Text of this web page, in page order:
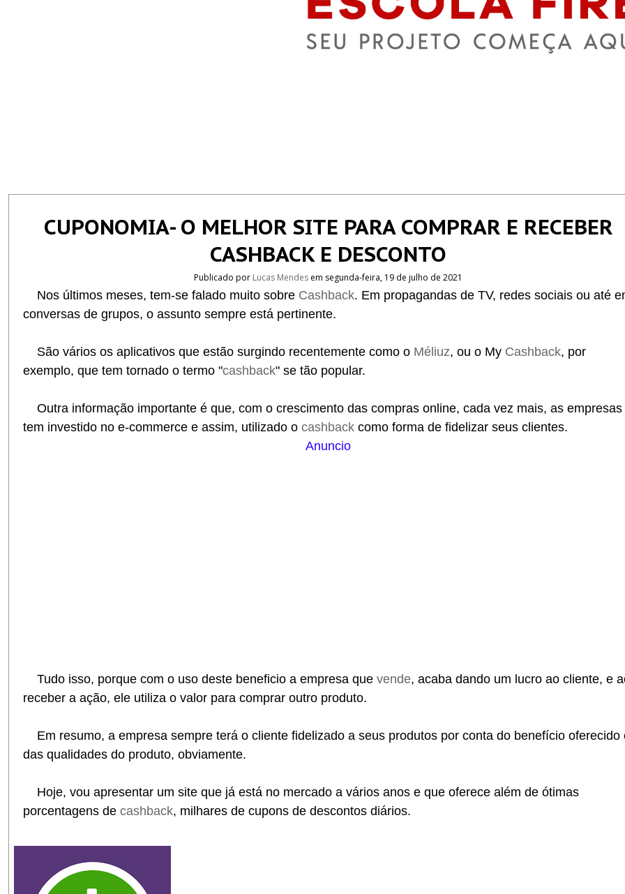
CUPONOMIA- O MELHOR SITE PARA COMPRAR E RECEBER
CASHBACK E DESCONTO
Publicado por Lucas Mendes em segunda-feira, 19 de julho de 2021
Nos últimos meses, tem-se falado muito sobre Cashback. Em propagandas de TV, redes sociais ou até
conversas de grupos, o assunto sempre está pertinente.
São vários os aplicativos que estão surgindo recentemente como o Méliuz, ou o My Cashback, por
exemplo, que tem tornado o termo "cashback" se tão popular.
Outra informação importante é que, com o crescimento das compras online, cada vez mais, as empresas
tem investido no e-commerce e assim, utilizado o cashback como forma de fidelizar seus clientes.
Anuncio
Tudo isso, porque com o uso deste beneficio a empresa que vende, acaba dando um lucro ao cliente, e
receber a ação, ele utiliza o valor para comprar outro produto.
Em resumo, a empresa sempre terá o cliente fidelizado a seus produtos por conta do benefício oferecido
das qualidades do produto, obviamente.
Hoje, vou apresentar um site que já está no mercado a vários anos e que oferece além de ótimas
porcentagens de cashback, milhares de cupons de descontos diários.